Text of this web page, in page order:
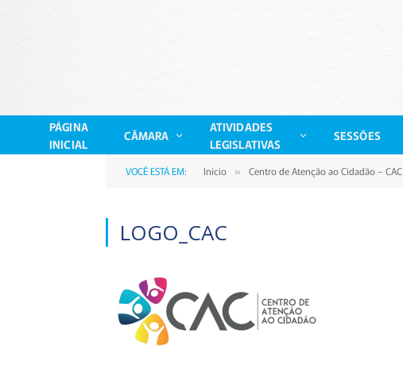
PÁGINA
INICIAL
CÂMARA
ATIVIDADES
LEGISLATIVAS
SESSÕES
VOCÊ ESTÁ EM: Início » Centro de Atenção ao Cidadão – CAC
LOGO_CAC